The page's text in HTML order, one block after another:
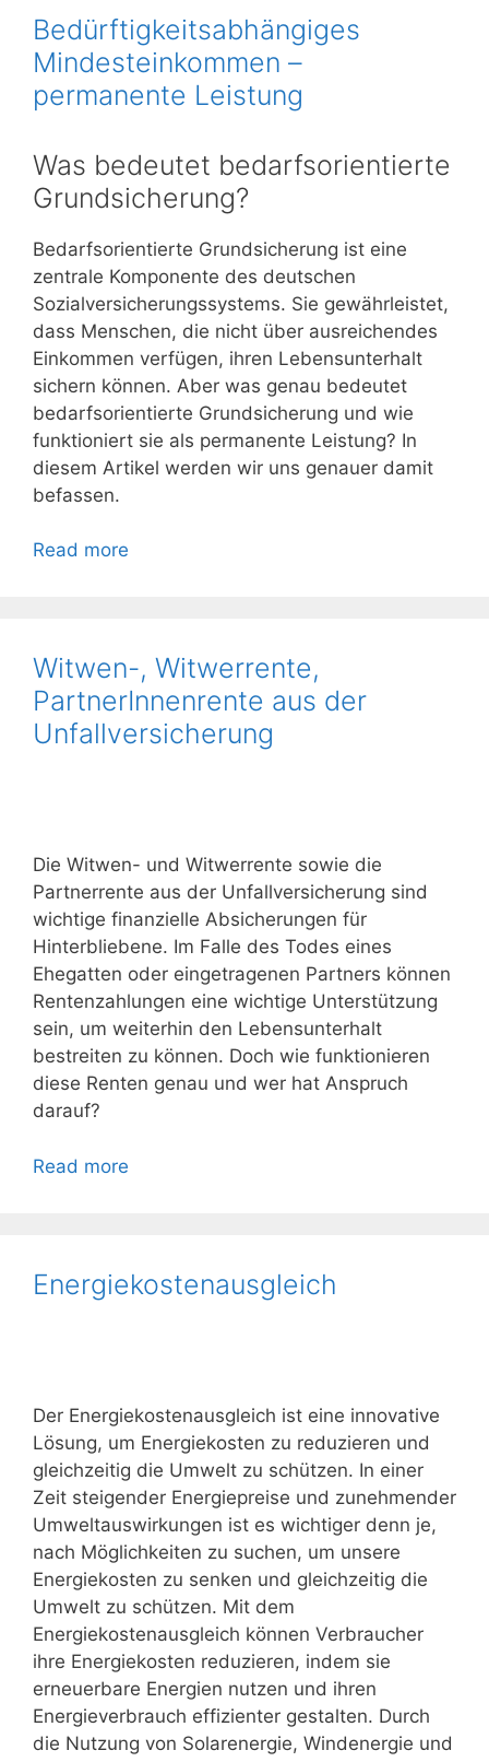
Bedürftigkeitsabhängiges
Mindesteinkommen –
permanente Leistung
Was bedeutet bedarfsorientierte
Grundsicherung?
Bedarfsorientierte Grundsicherung ist eine
zentrale Komponente des deutschen
Sozialversicherungssystems. Sie gewährleistet,
dass Menschen, die nicht über ausreichendes
Einkommen verfügen, ihren Lebensunterhalt
sichern können. Aber was genau bedeutet
bedarfsorientierte Grundsicherung und wie
funktioniert sie als permanente Leistung? In
diesem Artikel werden wir uns genauer damit
befassen.
Read more
Witwen-, Witwerrente,
PartnerInnenrente aus der
Unfallversicherung
Die Witwen- und Witwerrente sowie die
Partnerrente aus der Unfallversicherung sind
wichtige finanzielle Absicherungen für
Hinterbliebene. Im Falle des Todes eines
Ehegatten oder eingetragenen Partners können
Rentenzahlungen eine wichtige Unterstützung
sein, um weiterhin den Lebensunterhalt
bestreiten zu können. Doch wie funktionieren
diese Renten genau und wer hat Anspruch
darauf?
Read more
Energiekostenausgleich
Der Energiekostenausgleich ist eine innovative
Lösung, um Energiekosten zu reduzieren und
gleichzeitig die Umwelt zu schützen. In einer
Zeit steigender Energiepreise und zunehmender
Umweltauswirkungen ist es wichtiger denn je,
nach Möglichkeiten zu suchen, um unsere
Energiekosten zu senken und gleichzeitig die
Umwelt zu schützen. Mit dem
Energiekostenausgleich können Verbraucher
ihre Energiekosten reduzieren, indem sie
erneuerbare Energien nutzen und ihren
Energieverbrauch effizienter gestalten. Durch
die Nutzung von Solarenergie, Windenergie und